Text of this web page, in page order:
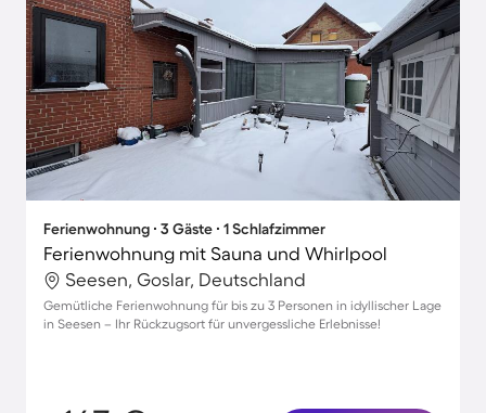
Ferienwohnung ∙ 3 Gäste ∙ 1 Schlafzimmer
Ferienwohnung mit Sauna und Whirlpool
Seesen, Goslar, Deutschland
Gemütliche Ferienwohnung für bis zu 3 Personen in idyllischer Lage
in Seesen – Ihr Rückzugsort für unvergessliche Erlebnisse!